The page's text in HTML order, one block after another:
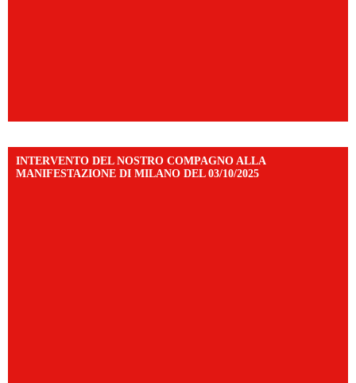
INTERVENTO DEL NOSTRO COMPAGNO ALLA
MANIFESTAZIONE DI MILANO DEL 03/10/2025